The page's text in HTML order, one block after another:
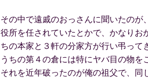
その中で遠戚のおっさんに聞いたのが
役所を任されていたとかで、かなりお
ちの本家と３軒の分家方が行い弔って
うちの第４の倉には特にヤバ目の物を
それを近年破ったのが俺の祖父で、同